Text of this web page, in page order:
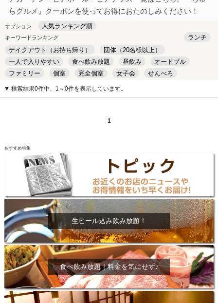
らグルメ』クーポンを使ってお得におたのしみください！
オプション 人気ランキング順
キーワードランキング
ランチ
テイクアウト（お持ち帰り）
団体（20名様以上）
一人で入りやすい
食べ飲み放題 昼飲み
オードブル
ファミリー
個室 完全個室 女子会
せんべろ
キッズルーム
安い デート
▼ 検索結果0件中、1～0件を表示しています。
1
おすすめ特集
生ビール込み飲み放題！
食べ飲み放題｜料金を気にせず♪